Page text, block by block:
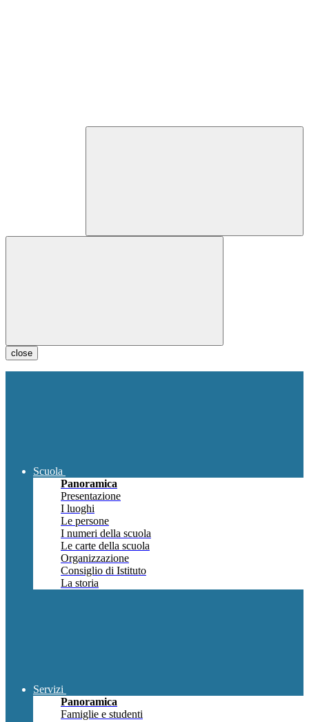
close
Scuola
Panoramica
Presentazione
I luoghi
Le persone
I numeri della scuola
Le carte della scuola
Organizzazione
Consiglio di Istituto
La storia
Servizi
Panoramica
Famiglie e studenti